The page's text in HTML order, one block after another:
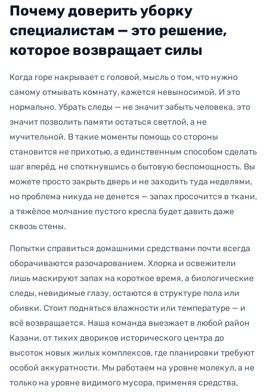
Почему доверить уборку
специалистам — это решение,
которое возвращает силы
Когда горе накрывает с головой, мысль о том, что нужно
самому отмывать комнату, кажется невыносимой. И это
нормально. Убрать следы — не значит забыть человека, это
значит позволить памяти остаться светлой, а не
мучительной. В такие моменты помощь со стороны
становится не прихотью, а единственным способом сделать
шаг вперёд, не споткнувшись о бытовую беспомощность. Вы
можете просто закрыть дверь и не заходить туда неделями,
но проблема никуда не денется — запах просочится в ткани,
а тяжёлое молчание пустого кресла будет давить даже
сквозь стены.
Попытки справиться домашними средствами почти всегда
оборачиваются разочарованием. Хлорка и освежители
лишь маскируют запах на короткое время, а биологические
следы, невидимые глазу, остаются в структуре пола или
обивки. Стоит подняться влажности или температуре — и
всё возвращается. Наша команда выезжает в любой район
Казани, от тихих двориков исторического центра до
высоток новых жилых комплексов, где планировки требуют
особой аккуратности. Мы работаем на уровне молекул, а не
только на уровне видимого мусора, применяя средства,